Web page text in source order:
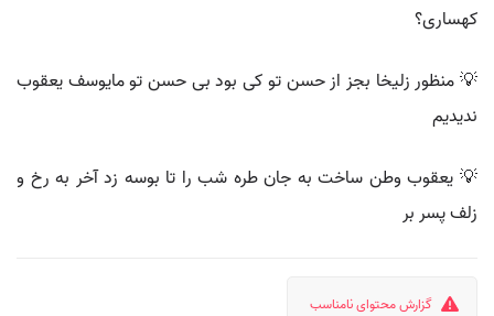
کهساری؟
💡 منظور زلیخا بجز از حسن تو کی بود بی حسن تو مایوسف یعقوب
ندیدیم
💡 یعقوب وطن ساخت به جان طره شب را تا بوسه زد آخر به رخ و
زلف پسر بر
گزارش محتوای نامناسب